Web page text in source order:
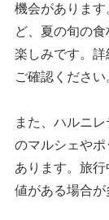
機会がありま
ど、夏の旬の
楽しみです。
ご確認ください
また、ハルニ
のマルシェや
あります。旅
値がある場合が